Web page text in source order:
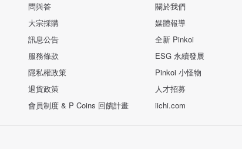
問與答
大宗採購
訊息公告
服務條款
隱私權政策
退貨政策
會員制度 & P Coins 回饋計畫
關於我們
媒體報導
全新 Pinkoi
ESG 永續發展
Pinkoi 小怪物
人才招募
iichi.com